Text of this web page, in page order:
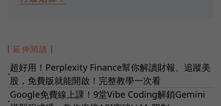
延伸閱讀
●
超好用！Perplexity Finance幫你解讀財報、追蹤美
股，免費版就能開啟！完整教學一次看
●
Google免費線上課！9堂Vibe Coding解鎖Gemini